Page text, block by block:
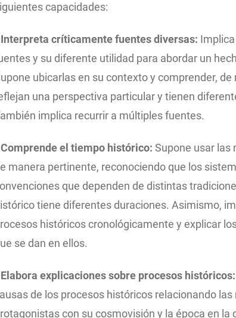
capacidades:
críticamente fuentes diversas:
y su diferente utilidad para abordar un
ubicarlas en su contexto y comprender,
una perspectiva particular y tienen
implica recurrir a múltiples fuentes.
el tiempo histórico: Supone usar las
manera pertinente, reconociendo que los
que dependen de distintas
tiene diferentes duraciones. Asimismo,
históricos cronológicamente y explicar
se dan en ellos.
explicaciones sobre procesos históricos:
de los procesos históricos relacionando
con su cosmovisión y la época en la